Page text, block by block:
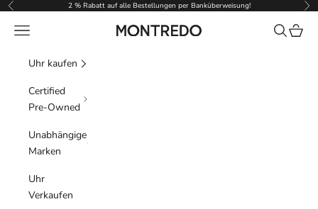
Zum Inhalt springen
Zurück 2 % Rabatt auf alle Bestellungen per Banküberweisung! Vor
Montredo
Menü Suchen
Uhr kaufen
Certified
Pre-Owned
Unabhängige
Marken
Uhr
Verkaufen